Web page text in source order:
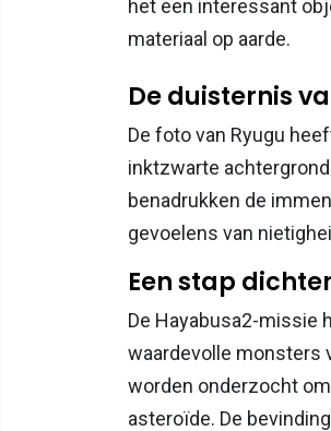
het een interessant
materiaal op aarde.
De duisternis
De foto van Ryugu
inktzwarte
benadrukken de
gevoelens van
Een stap
De Hayabusa2-missie
waardevolle monsters
worden onderzocht
asteroïde. De